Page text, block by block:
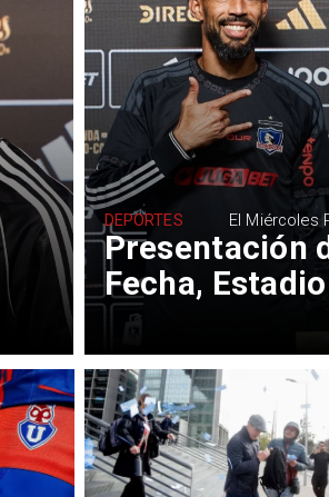
Presentación
Fecha,
DEPORTES El Miércoles